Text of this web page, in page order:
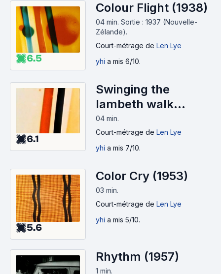
6.5
Colour Flight (1938)
04 min. Sortie : 1937 (Nouvelle-
Zélande).
Court-métrage de Len Lye
yhi a mis 6/10.
6.1
Swinging the
lambeth walk
(1939)
04 min.
Court-métrage de Len Lye
yhi a mis 7/10.
5.6
Color Cry (1953)
03 min.
Court-métrage de Len Lye
yhi a mis 5/10.
Rhythm (1957)
1 min.